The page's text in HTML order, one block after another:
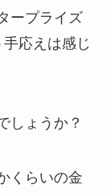
ープライズ
応えは感じ
しょうか？
くらいの金